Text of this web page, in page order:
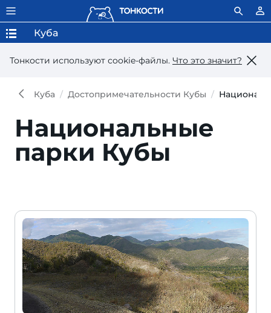
Тонкости используют сookie-файлы. Что это значит?
Куба
Куба Достопримечательности Кубы
Национальные
парки Кубы